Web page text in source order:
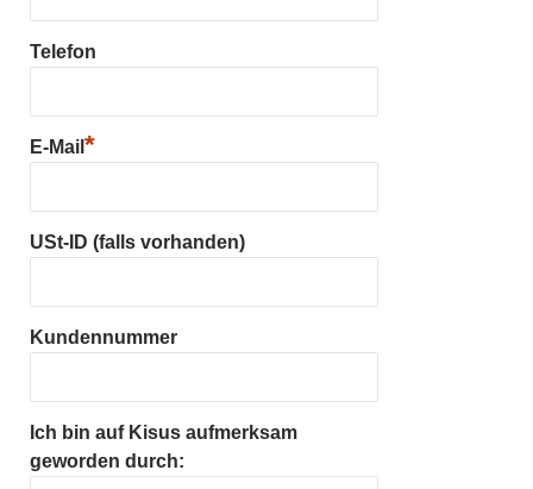
Telefon
E-Mail *
USt-ID (falls vorhanden)
Kundennummer
Ich bin auf Kisus aufmerksam
geworden durch: